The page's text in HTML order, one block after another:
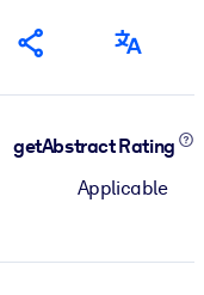
getAbstract Rating
Applicable